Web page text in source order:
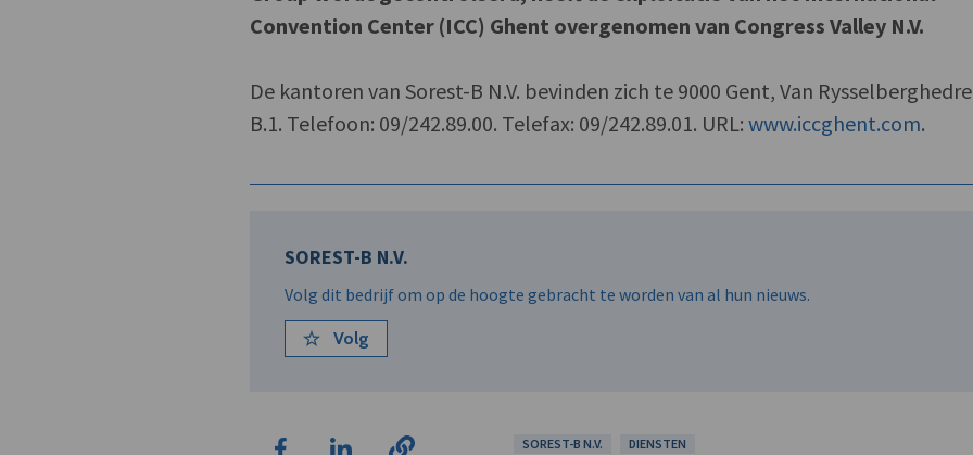
Convention Center (ICC) Ghent overgenomen van Congress Valley N.V.
De kantoren van Sorest-B N.V. bevinden zich te 9000 Gent, Van
B.1. Telefoon: 09/242.89.00. Telefax: 09/242.89.01. URL:www.iccghent.com.
SOREST-B N.V.
Volg dit bedrijf om op de hoogte gebracht te worden van al hun nieuws.
Volg
SOREST-B N.V. DIENSTEN